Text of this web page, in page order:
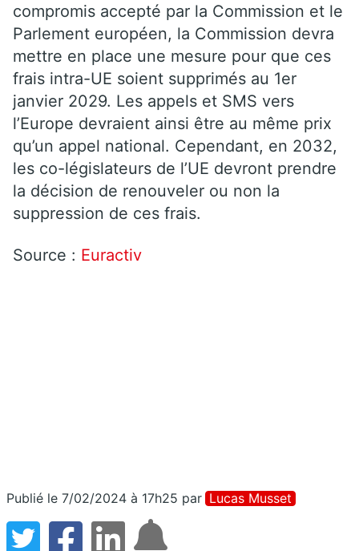
compromis accepté par la Commission et le
Parlement européen, la Commission devra
mettre en place une mesure pour que ces
frais intra-UE soient supprimés au 1er
janvier 2029. Les appels et SMS vers
l’Europe devraient ainsi être au même prix
qu’un appel national. Cependant, en 2032,
les co-législateurs de l’UE devront prendre
la décision de renouveler ou non la
suppression de ces frais.
Source : Euractiv
Publié le 7/02/2024 à 17h25 par Lucas Musset